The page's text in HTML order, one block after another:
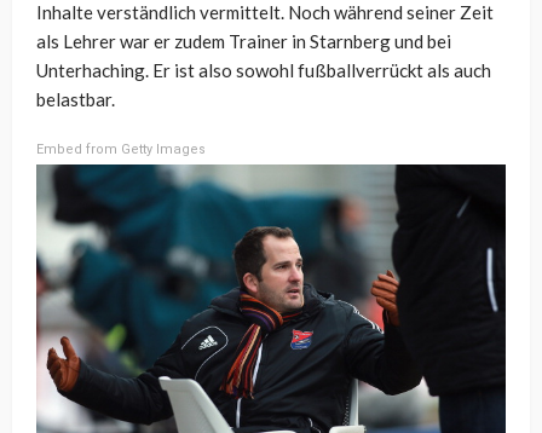
Inhalte verständlich vermittelt. Noch während seiner Zeit
als Lehrer war er zudem Trainer in Starnberg und bei
Unterhaching. Er ist also sowohl fußballverrückt als auch
belastbar.
Embed from Getty Images